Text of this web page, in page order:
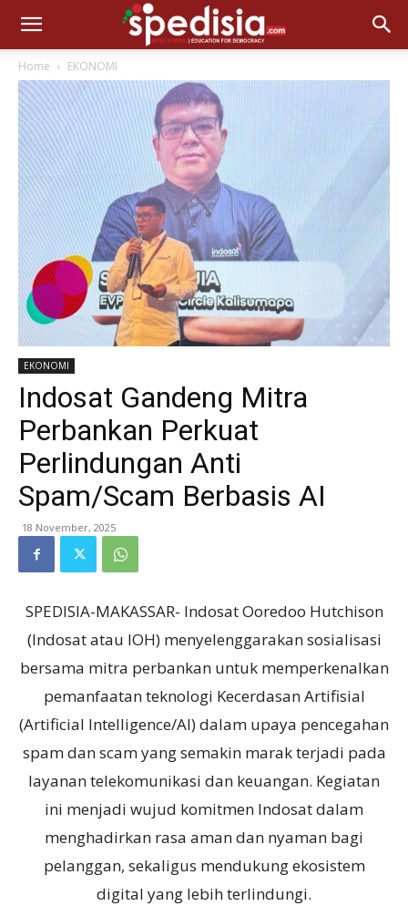
Home EKONOMI
EKONOMI
Indosat Gandeng Mitra
Perbankan Perkuat
Perlindungan Anti
Spam/Scam Berbasis AI
18 November, 2025
SPEDISIA-MAKASSAR- Indosat Ooredoo Hutchison
(Indosat atau IOH) menyelenggarakan sosialisasi
bersama mitra perbankan untuk memperkenalkan
pemanfaatan teknologi Kecerdasan Artifisial
(Artificial Intelligence/AI) dalam upaya pencegahan
spam dan scam yang semakin marak terjadi pada
layanan telekomunikasi dan keuangan. Kegiatan
ini menjadi wujud komitmen Indosat dalam
menghadirkan rasa aman dan nyaman bagi
pelanggan, sekaligus mendukung ekosistem
digital yang lebih terlindungi.